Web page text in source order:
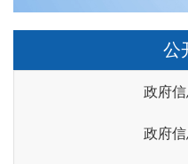
公
政府
政府